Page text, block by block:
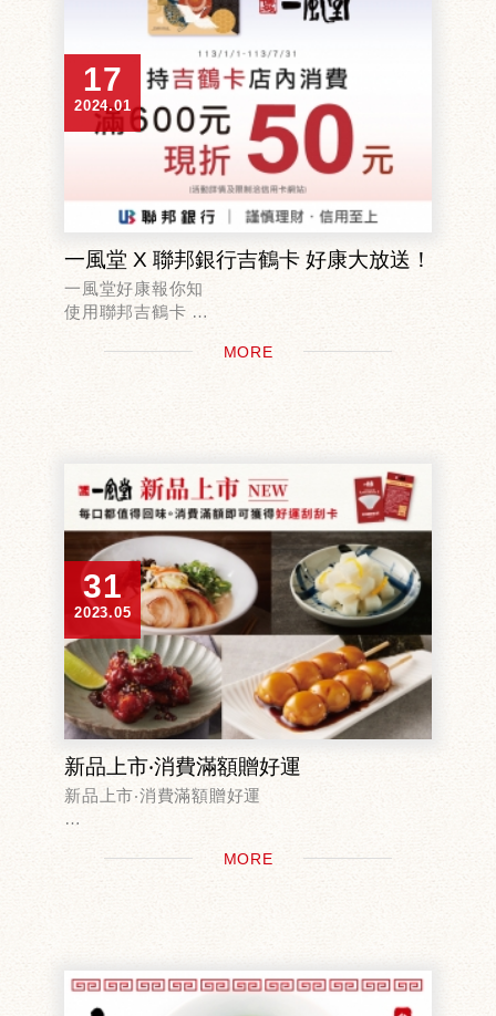
17
2024.01
一風堂 X 聯邦銀行吉鶴卡 好康大放送！
一風堂好康報你知
使用聯邦吉鶴卡
消費滿600現折50元 可累加！
活動期間:113/1/1-113/7/31
MORE
31
2023.05
新品上市‧消費滿額贈好運
新品上市‧消費滿額贈好運
即可獲得好運刮刮卡1張
人人有獎！
MORE